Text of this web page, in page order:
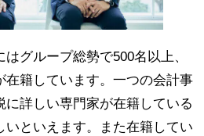
グループ総勢で500名以上、
在籍しています。一つの会計事
詳しい専門家が在籍している
いといえます。また在籍してい